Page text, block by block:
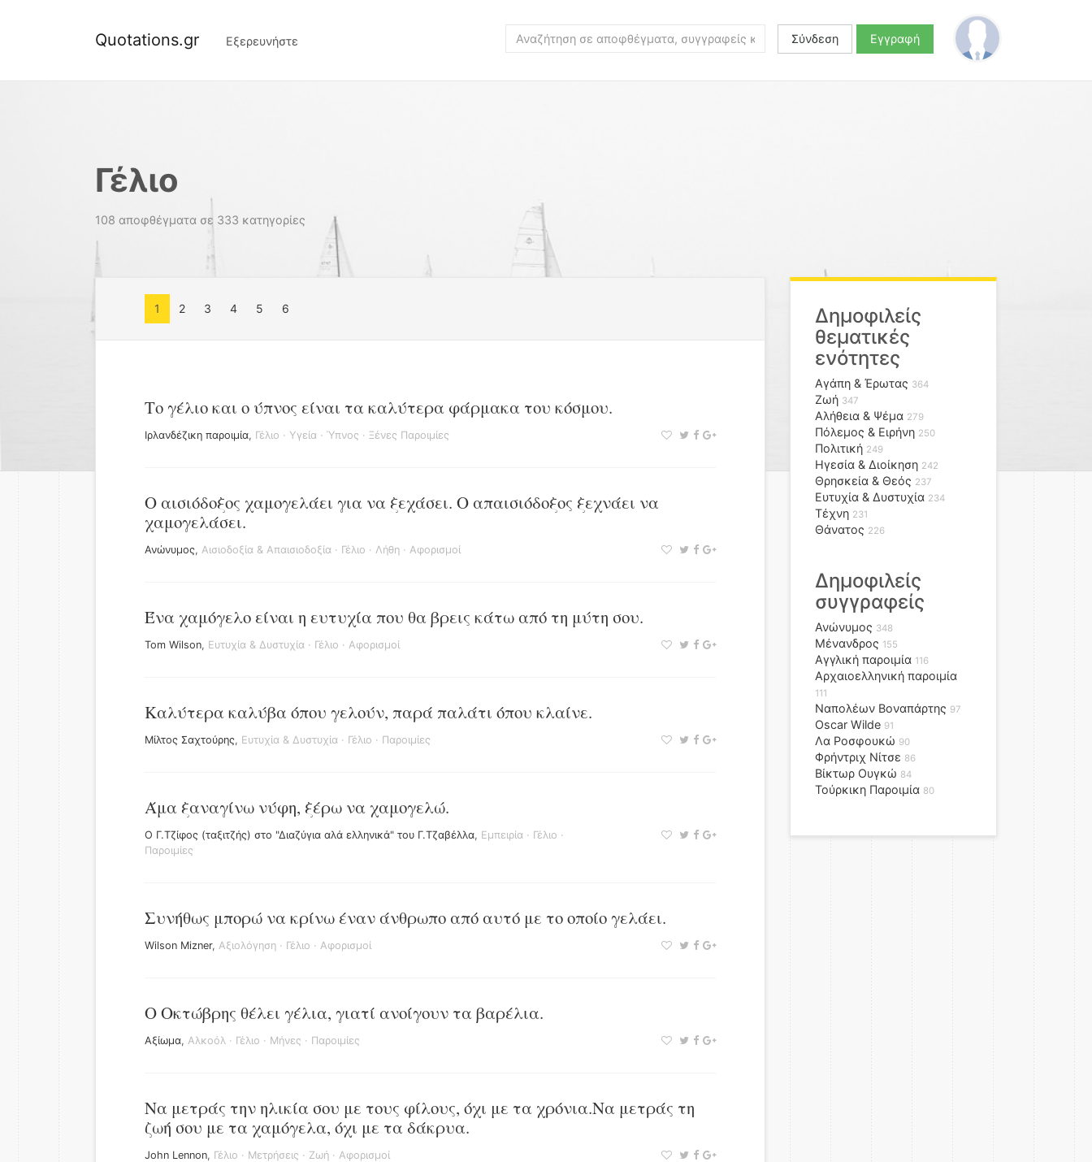
Quotations.gr Εξερευνήστε Σύνδεση Εγγραφή
Γέλιο
108 αποφθέγματα σε 333 κατηγορίες
1 2 3 4 5 6
Το γέλιο και ο ύπνος είναι τα καλύτερα φάρμακα του κόσμου.
Ιρλανδέζικη παροιμία, Γέλιο · Υγεία · Ύπνος · Ξένες Παροιμίες
Ο αισιόδοξος χαμογελάει για να ξεχάσει. Ο απαισιόδοξος ξεχνάει να
χαμογελάσει.
Ανώνυμος, Αισιοδοξία & Απαισιοδοξία · Γέλιο · Λήθη · Αφορισμοί
Ένα χαμόγελο είναι η ευτυχία που θα βρεις κάτω από τη μύτη σου.
Tom Wilson, Ευτυχία & Δυστυχία · Γέλιο · Αφορισμοί
Καλύτερα καλύβα όπου γελούν, παρά παλάτι όπου κλαίνε.
Μίλτος Σαχτούρης, Ευτυχία & Δυστυχία · Γέλιο · Παροιμίες
Άμα ξαναγίνω νύφη, ξέρω να χαμογελώ.
Ο Γ.Τζίφος (ταξιτζής) στο "Διαζύγια αλά ελληνικά" του Γ.Τζαβέλλα, Εμπειρία · Γέλιο ·
Παροιμίες
Συνήθως μπορώ να κρίνω έναν άνθρωπο από αυτό με το οποίο γελάει.
Wilson Mizner, Αξιολόγηση · Γέλιο · Αφορισμοί
Ο Οκτώβρης θέλει γέλια, γιατί ανοίγουν τα βαρέλια.
Αξίωμα, Αλκοόλ · Γέλιο · Μήνες · Παροιμίες
Να μετράς την ηλικία σου με τους φίλους, όχι με τα χρόνια.Να μετράς τη
ζωή σου με τα χαμόγελα, όχι με τα δάκρυα.
John Lennon, Γέλιο · Μετρήσεις · Ζωή · Αφορισμοί
Δημοφιλείς
θεματικές
ενότητες
Αγάπη & Έρωτας 364
Ζωή 347
Αλήθεια & Ψέμα 279
Πόλεμος & Ειρήνη 250
Πολιτική 249
Ηγεσία & Διοίκηση 242
Θρησκεία & Θεός 237
Ευτυχία & Δυστυχία 234
Τέχνη 231
Θάνατος 226
Δημοφιλείς
συγγραφείς
Ανώνυμος 348
Μένανδρος 155
Αγγλική παροιμία 116
Αρχαιοελληνική παροιμία
111
Ναπολέων Βοναπάρτης 97
Oscar Wilde 91
Λα Ροσφουκώ 90
Φρήντριχ Νίτσε 86
Βίκτωρ Ουγκώ 84
Τούρκικη Παροιμία 80